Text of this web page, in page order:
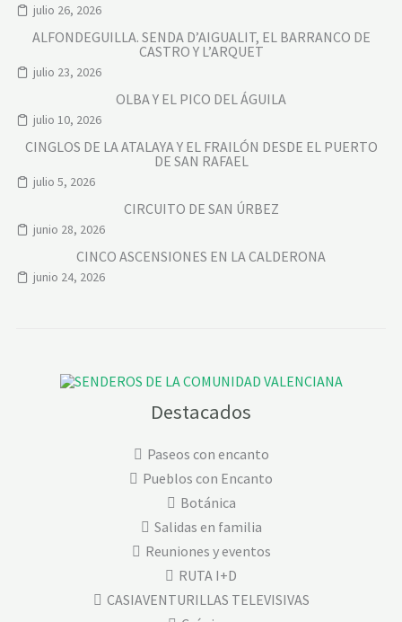
julio 26, 2026
ALFONDEGUILLA. SENDA D’AIGUALIT, EL BARRANCO DE
CASTRO Y L’ARQUET
julio 23, 2026
OLBA Y EL PICO DEL ÁGUILA
julio 10, 2026
CINGLOS DE LA ATALAYA Y EL FRAILÓN DESDE EL PUERTO
DE SAN RAFAEL
julio 5, 2026
CIRCUITO DE SAN ÚRBEZ
junio 28, 2026
CINCO ASCENSIONES EN LA CALDERONA
junio 24, 2026
Destacados
Paseos con encanto
Pueblos con Encanto
Botánica
Salidas en familia
Reuniones y eventos
RUTA I+D
CASIAVENTURILLAS TELEVISIVAS